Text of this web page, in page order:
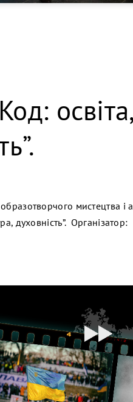
освіта,
мистецтва і
духовність”.